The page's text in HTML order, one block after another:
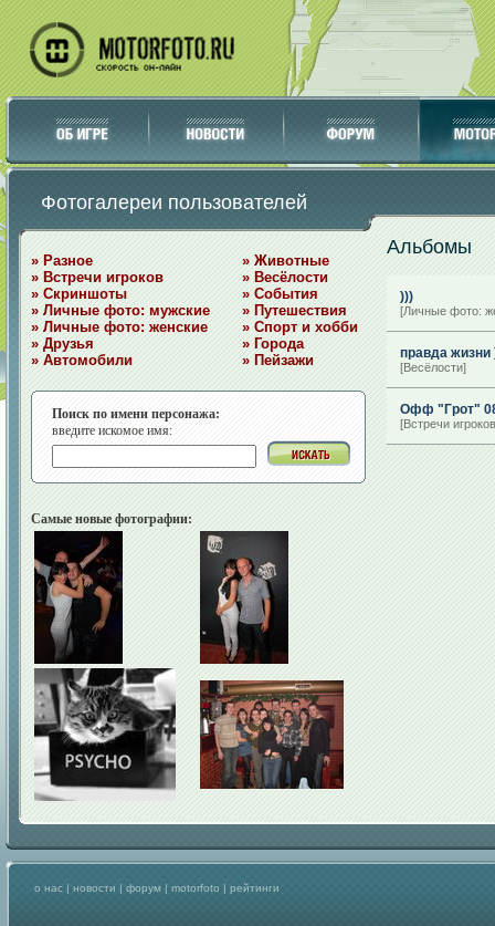
Фотогалереи пользователей
» Разное
» Встречи игроков
» Скриншоты
» Личные фото: мужские
» Личные фото: женские
» Друзья
» Автомобили
» Животные
» Весёлости
» События
» Путешествия
» Спорт и хобби
» Города
» Пейзажи
Поиск по имени персонажа:
введите искомое имя:
Самые новые фотографии:
Альбомы
)))
[Личные фото:
правда жизни
[Весёлости]
Офф "Грот"
[Встречи
о нас | новости | форум | motorfoto | рейтинги